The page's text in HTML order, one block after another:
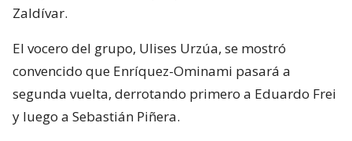
Zaldívar.
El vocero del grupo, Ulises Urzúa, se mostró
convencido que Enríquez-Ominami pasará a
segunda vuelta, derrotando primero a Eduardo Frei
y luego a Sebastián Piñera.